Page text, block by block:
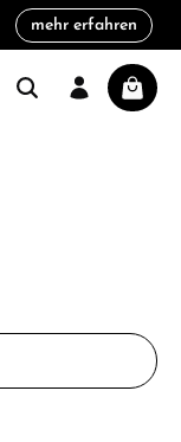
mehr erfahren